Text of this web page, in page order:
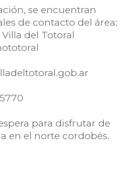
se encuentran
de contacto del área:
del Totoral
para disfrutar de
en el norte cordobés.